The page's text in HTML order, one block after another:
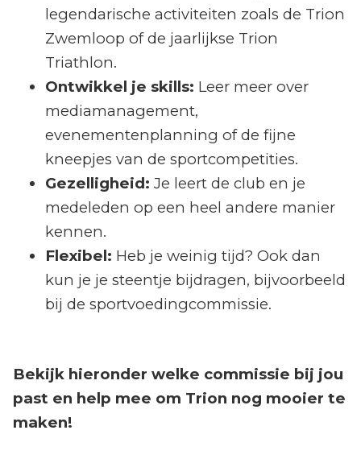
legendarische activiteiten zoals de Trion
Zwemloop of de jaarlijkse Trion
Triathlon.
Ontwikkel je skills: Leer meer over
mediamanagement,
evenementenplanning of de fijne
kneepjes van de sportcompetities.
Gezelligheid: Je leert de club en je
medeleden op een heel andere manier
kennen.
Flexibel: Heb je weinig tijd? Ook dan
kun je je steentje bijdragen, bijvoorbeeld
bij de sportvoedingcommissie.
Bekijk hieronder welke commissie bij jou
past en help mee om Trion nog mooier te
maken!